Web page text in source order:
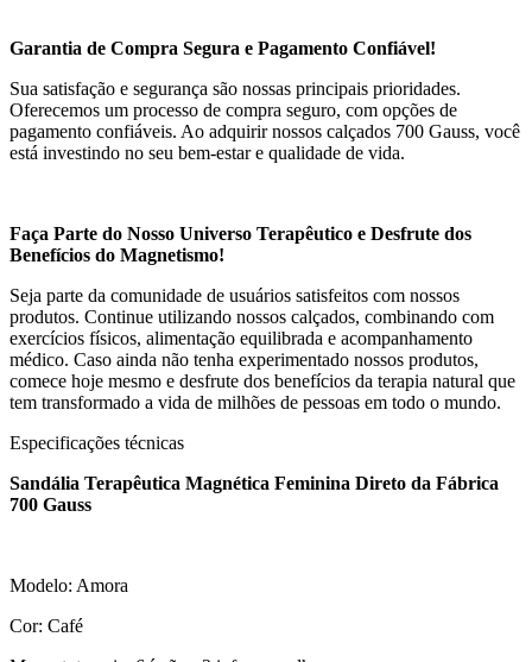
Garantia de Compra Segura e Pagamento Confiável!
Sua satisfação e segurança são nossas principais prioridades.
Oferecemos um processo de compra seguro, com opções de
pagamento confiáveis. Ao adquirir nossos calçados 700 Gauss, você
está investindo no seu bem-estar e qualidade de vida.
Faça Parte do Nosso Universo Terapêutico e Desfrute dos
Benefícios do Magnetismo!
Seja parte da comunidade de usuários satisfeitos com nossos
produtos. Continue utilizando nossos calçados, combinando com
exercícios físicos, alimentação equilibrada e acompanhamento
médico. Caso ainda não tenha experimentado nossos produtos,
comece hoje mesmo e desfrute dos benefícios da terapia natural que
tem transformado a vida de milhões de pessoas em todo o mundo.
Especificações técnicas
Sandália Terapêutica Magnética Feminina Direto da Fábrica
700 Gauss
Modelo: Amora
Cor: Café